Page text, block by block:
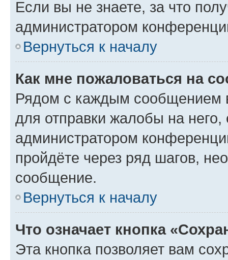
Если вы не знаете, за что
администратором
Вернуться к началу
Как мне пожаловаться на
Рядом с каждым сообщением
для отправки жалобы на
администратором
пройдёте через ряд шагов,
сообщение.
Вернуться к началу
Что означает кнопка
Эта кнопка позволяет вам